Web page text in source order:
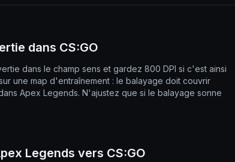
dans CS:GO
dans le champ sens et gardez 800 DPI si c'est ainsi
une map d'entraînement : le balayage doit couvrir
Apex Legends. N'ajustez que si le balayage sonne
Legends vers CS:GO